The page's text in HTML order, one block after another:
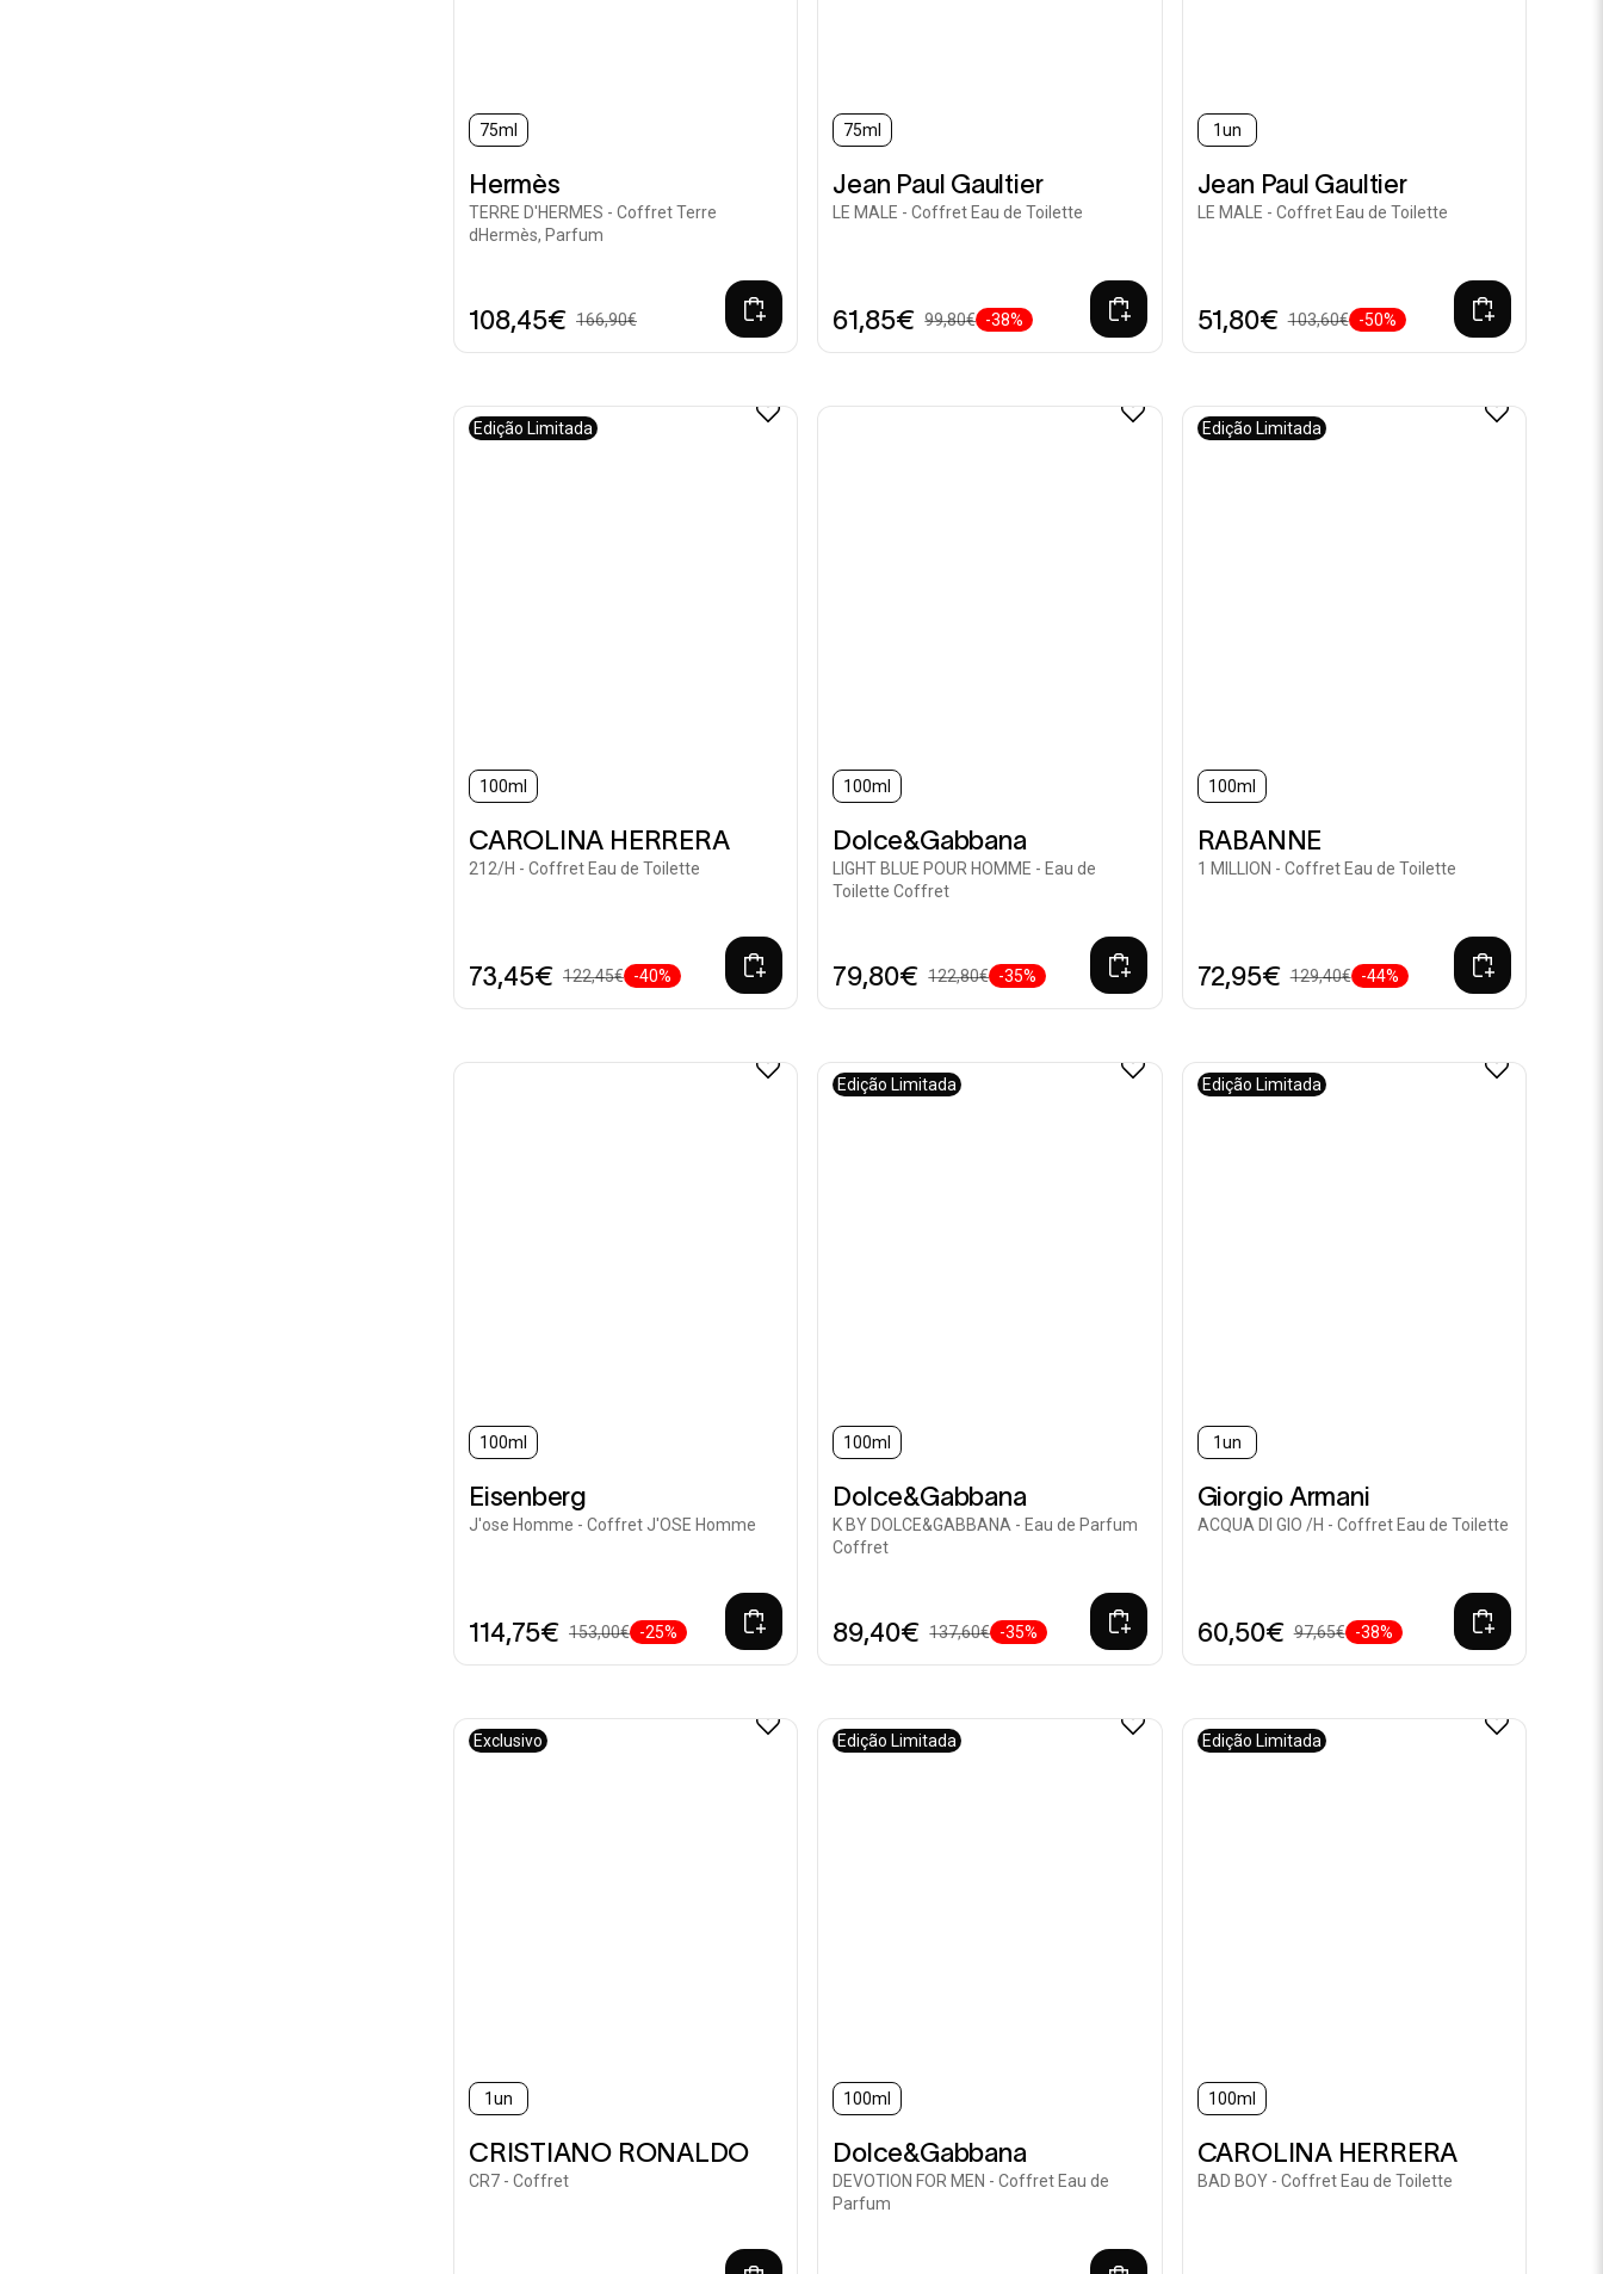
75ml
Hermès
TERRE D'HERMES - Coffret Terre
dHermès, Parfum
108,45€ 166,90€
75ml
Jean Paul Gaultier
LE MALE - Coffret Eau de Toilette
61,85€ 99,80€ -38%
1un
Jean Paul Gaultier
LE MALE - Coffret Eau de Toilette
51,80€ 103,60€ -50%
Edição Limitada
100ml
CAROLINA HERRERA
212/H - Coffret Eau de Toilette
73,45€ 122,45€ -40%
100ml
Dolce&Gabbana
LIGHT BLUE POUR HOMME - Eau de
Toilette Coffret
79,80€ 122,80€ -35%
Edição Limitada
100ml
RABANNE
1 MILLION - Coffret Eau de Toilette
72,95€ 129,40€ -44%
100ml
Eisenberg
J'ose Homme - Coffret J'OSE Homme
114,75€ 153,00€ -25%
Edição Limitada
100ml
Dolce&Gabbana
K BY DOLCE&GABBANA - Eau de Parfum
Coffret
89,40€ 137,60€ -35%
Edição Limitada
1un
Giorgio Armani
ACQUA DI GIO /H - Coffret Eau de Toilette
60,50€ 97,65€ -38%
Exclusivo
1un
CRISTIANO RONALDO
CR7 - Coffret
Edição Limitada
100ml
Dolce&Gabbana
DEVOTION FOR MEN - Coffret Eau de
Parfum
Edição Limitada
100ml
CAROLINA HERRERA
BAD BOY - Coffret Eau de Toilette